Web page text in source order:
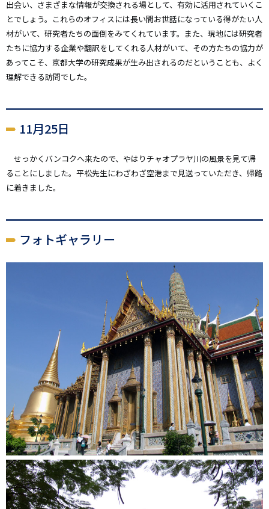
出会い、さまざまな情報が交換される場として、有効に活用されていくこ
とでしょう。これらのオフィスには長い間お世話になっている得がたい人
材がいて、研究者たちの面倒をみてくれています。また、現地には研究者
たちに協力する企業や翻訳をしてくれる人材がいて、その方たちの協力が
あってこそ、京都大学の研究成果が生み出されるのだということも、よく
理解できる訪問でした。
11月25日
せっかくバンコクへ来たので、やはりチャオプラヤ川の風景を見て帰
ることにしました。平松先生にわざわざ空港まで見送っていただき、帰路
に着きました。
フォトギャラリー